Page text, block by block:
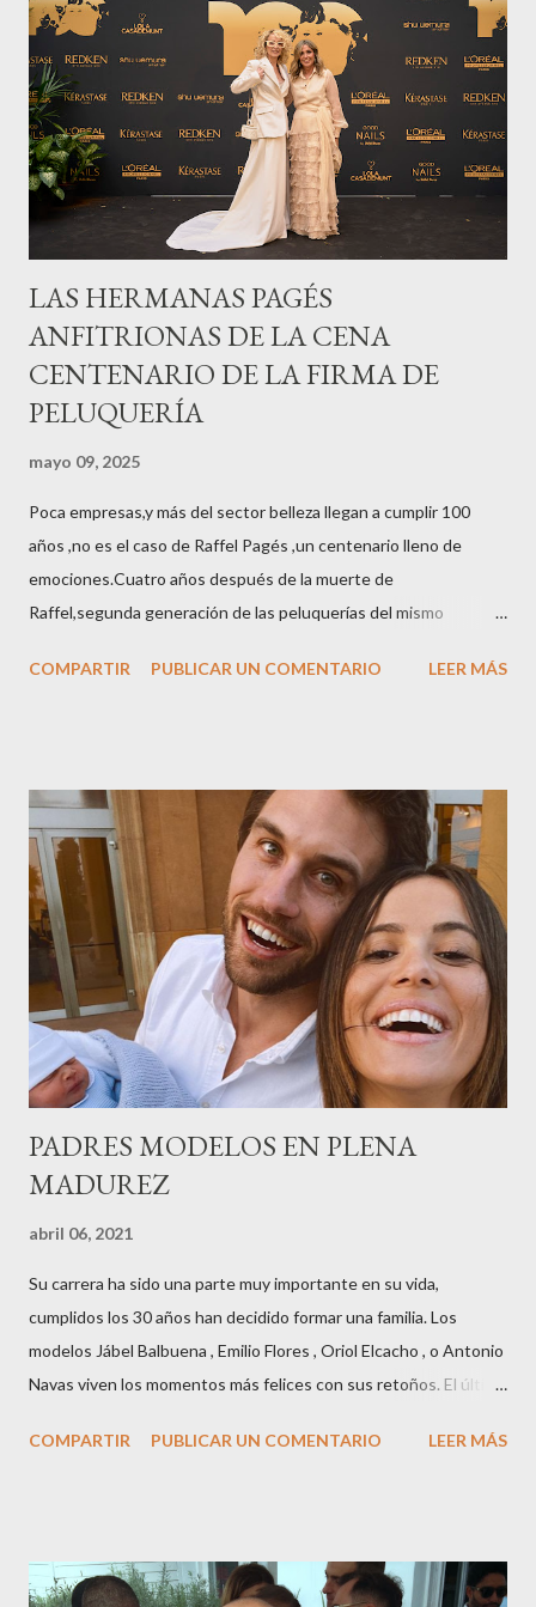
LAS HERMANAS PAGÉS
ANFITRIONAS DE LA CENA
CENTENARIO DE LA FIRMA DE
PELUQUERÍA
mayo 09, 2025
Poca empresas,y más del sector belleza llegan a cumplir 100
años ,no es el caso de Raffel Pagés ,un centenario lleno de
emociones.Cuatro años después de la muerte de
Raffel,segunda generación de las peluquerías del mismo
sector en una cena de reconocimiento.Sus hijas Carolina (CEO
peluquería del grupo.Justo hace unos días Carol Pagés nos
contaba detalles del homenaje en Actualida Rosa en RCE
radio,en el programa que presento todos los jueves de 17 a 18
horas . Carolina y Quionia Pagés Carolina Pagés La cita ,en el
Museu Marítim de BCN ,en las Drassanes reunió a figuras
destacadas del sector,así como clientes, autoridades y medios
de comunicación, en una velada inolvidable bajo el lema “Cien
años peinando almas, creando belleza,i...
COMPARTIR PUBLICAR UN COMENTARIO LEER MÁS
PADRES MODELOS EN PLENA
MADUREZ
abril 06, 2021
Su carrera ha sido una parte muy importante en su vida,
cumplidos los 30 años han decidido formar una familia. Los
modelos Jábel Balbuena , Emilio Flores , Oriol Elcacho , o Antonio
Navas viven los momentos más felices con sus retoños. El último
M ateo nació en Barcelona hace poco más de una semana. El top
haciéndole padre de un precioso niño. Marta ha sido toda una
COMPARTIR PUBLICAR UN COMENTARIO LEER MÁS